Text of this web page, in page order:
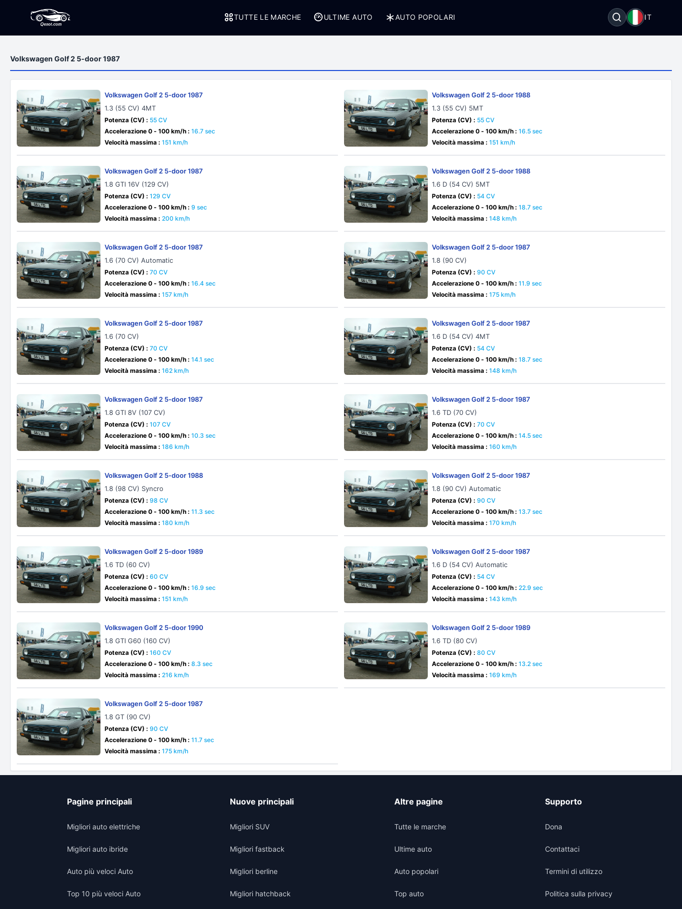
TUTTE LE MARCHE ULTIME AUTO AUTO POPOLARI IT
Volkswagen Golf 2 5-door 1987
Volkswagen Golf 2 5-door 1987
1.3 (55 CV) 4MT
Potenza (CV) : 55 CV
Accelerazione 0 - 100 km/h : 16.7 sec
Velocità massima : 151 km/h
Volkswagen Golf 2 5-door 1988
1.3 (55 CV) 5MT
Potenza (CV) : 55 CV
Accelerazione 0 - 100 km/h : 16.5 sec
Velocità massima : 151 km/h
Volkswagen Golf 2 5-door 1987
1.8 GTI 16V (129 CV)
Potenza (CV) : 129 CV
Accelerazione 0 - 100 km/h : 9 sec
Velocità massima : 200 km/h
Volkswagen Golf 2 5-door 1988
1.6 D (54 CV) 5MT
Potenza (CV) : 54 CV
Accelerazione 0 - 100 km/h : 18.7 sec
Velocità massima : 148 km/h
Volkswagen Golf 2 5-door 1987
1.6 (70 CV) Automatic
Potenza (CV) : 70 CV
Accelerazione 0 - 100 km/h : 16.4 sec
Velocità massima : 157 km/h
Volkswagen Golf 2 5-door 1987
1.8 (90 CV)
Potenza (CV) : 90 CV
Accelerazione 0 - 100 km/h : 11.9 sec
Velocità massima : 175 km/h
Volkswagen Golf 2 5-door 1987
1.6 (70 CV)
Potenza (CV) : 70 CV
Accelerazione 0 - 100 km/h : 14.1 sec
Velocità massima : 162 km/h
Volkswagen Golf 2 5-door 1987
1.6 D (54 CV) 4MT
Potenza (CV) : 54 CV
Accelerazione 0 - 100 km/h : 18.7 sec
Velocità massima : 148 km/h
Volkswagen Golf 2 5-door 1987
1.8 GTI 8V (107 CV)
Potenza (CV) : 107 CV
Accelerazione 0 - 100 km/h : 10.3 sec
Velocità massima : 186 km/h
Volkswagen Golf 2 5-door 1987
1.6 TD (70 CV)
Potenza (CV) : 70 CV
Accelerazione 0 - 100 km/h : 14.5 sec
Velocità massima : 160 km/h
Volkswagen Golf 2 5-door 1988
1.8 (98 CV) Syncro
Potenza (CV) : 98 CV
Accelerazione 0 - 100 km/h : 11.3 sec
Velocità massima : 180 km/h
Volkswagen Golf 2 5-door 1987
1.8 (90 CV) Automatic
Potenza (CV) : 90 CV
Accelerazione 0 - 100 km/h : 13.7 sec
Velocità massima : 170 km/h
Volkswagen Golf 2 5-door 1989
1.6 TD (60 CV)
Potenza (CV) : 60 CV
Accelerazione 0 - 100 km/h : 16.9 sec
Velocità massima : 151 km/h
Volkswagen Golf 2 5-door 1987
1.6 D (54 CV) Automatic
Potenza (CV) : 54 CV
Accelerazione 0 - 100 km/h : 22.9 sec
Velocità massima : 143 km/h
Volkswagen Golf 2 5-door 1990
1.8 GTI G60 (160 CV)
Potenza (CV) : 160 CV
Accelerazione 0 - 100 km/h : 8.3 sec
Velocità massima : 216 km/h
Volkswagen Golf 2 5-door 1989
1.6 TD (80 CV)
Potenza (CV) : 80 CV
Accelerazione 0 - 100 km/h : 13.2 sec
Velocità massima : 169 km/h
Volkswagen Golf 2 5-door 1987
1.8 GT (90 CV)
Potenza (CV) : 90 CV
Accelerazione 0 - 100 km/h : 11.7 sec
Velocità massima : 175 km/h
Pagine principali
Migliori auto elettriche
Migliori auto ibride
Auto più veloci Auto
Top 10 più veloci Auto
Nuove principali
Migliori SUV
Migliori fastback
Migliori berline
Migliori hatchback
Altre pagine
Tutte le marche
Ultime auto
Auto popolari
Top auto
Supporto
Dona
Contattaci
Termini di utilizzo
Politica sulla privacy